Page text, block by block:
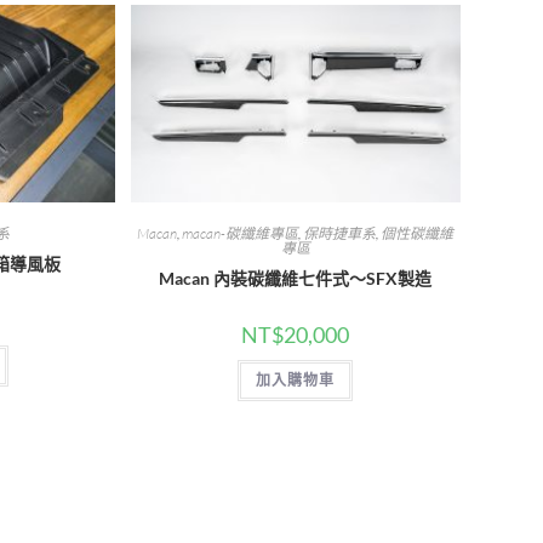
導風板
Macan ,macan-碳纖維專區, 保時捷車系 個性碳纖維
專區
Macan 內裝碳纖維七件式～SFX製造
NT$20,000
加入購物車